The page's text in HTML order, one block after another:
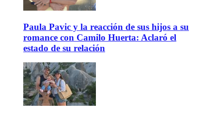
Paula Pavic y la reacción de sus hijos a su
romance con Camilo Huerta: Aclaró el
estado de su relación